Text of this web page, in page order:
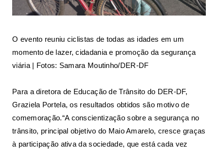
O evento reuniu ciclistas de todas as idades em um
momento de lazer, cidadania e promoção da segurança
viária | Fotos: Samara Moutinho/DER-DF
Para a diretora de Educação de Trânsito do DER-DF,
Graziela Portela, os resultados obtidos são motivo de
comemoração.“A conscientização sobre a segurança no
trânsito, principal objetivo do Maio Amarelo, cresce graças
à participação ativa da sociedade, que está cada vez